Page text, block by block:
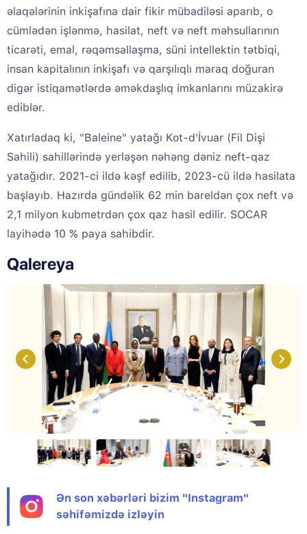
əlaqələrinin inkişafına dair fikir mübadiləsi aparıb, o
cümlədən işlənmə, hasilat, neft və neft məhsullarının
ticarəti, emal, rəqəmsallaşma, süni intellektin tətbiqi,
insan kapitalının inkişafı və qarşılıqlı maraq doğuran
digər istiqamətlərdə əməkdaşlıq imkanlarını müzakirə
ediblər.
Xatırladaq ki, "Baleine" yatağı Kot-d'İvuar (Fil Dişi
Sahili) sahillərində yerləşən nəhəng dəniz neft-qaz
yatağıdır. 2021-ci ildə kəşf edilib, 2023-cü ildə hasilata
başlayıb. Hazırda gündəlik 62 min bareldən çox neft və
2,1 milyon kubmetrdən çox qaz hasil edilir. SOCAR
layihədə 10 % paya sahibdir.
Qalereya
Ən son xəbərləri bizim "Instagram"
səhifəmizdə izləyin